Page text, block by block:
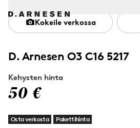
D. Arnesen O3 C16 5217
Kehysten hinta
50 €
Osta verkosta Pakettihinta
Kokeile verkossa
Image 1